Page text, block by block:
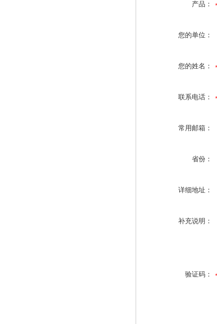
产品：
您的单位：
您的姓名：
联系电话：
常用邮箱：
省份：
详细地址：
补充说明：
验证码：